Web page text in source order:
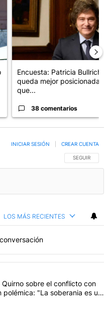
Encuesta: Patricia Bullrich
queda mejor posicionada
que...
38 comentarios
SIGA ESTA
SEGUIR
INICIAR SESIÓN CREAR CUENTA
LOS MÁS RECIENTES
más comentarios en los
"Las incosistencias de
sobre el conflicto con
polémica: "La soberania es un